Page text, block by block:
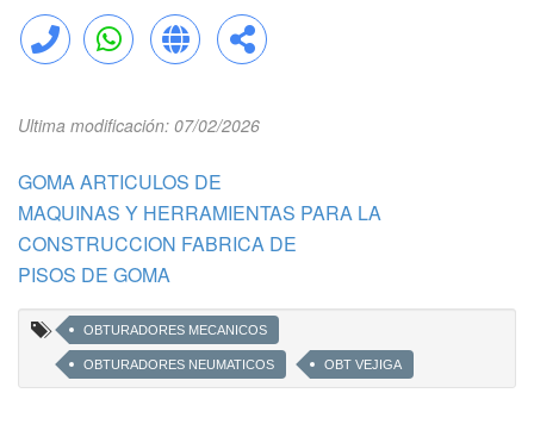
Llamar WhatsApp Web Compartir
Ultima modificación: 07/02/2026
GOMA ARTICULOS DE
MAQUINAS Y HERRAMIENTAS PARA LA
CONSTRUCCION FABRICA DE
PISOS DE GOMA
OBTURADORES MECANICOS
OBTURADORES NEUMATICOS OBT VEJIGA